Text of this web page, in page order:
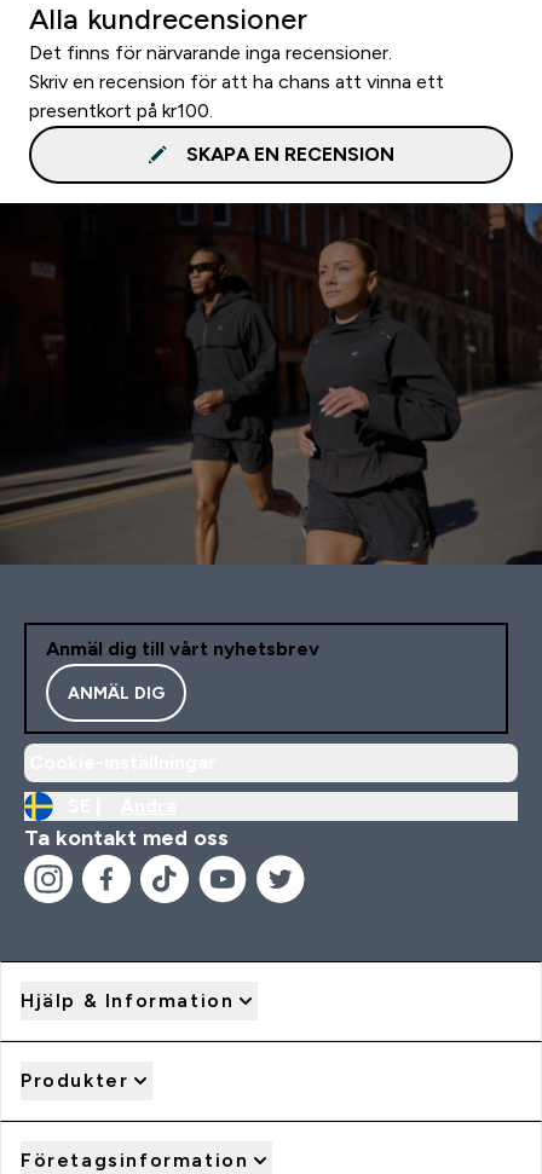
Alla kundrecensioner
Det finns för närvarande inga recensioner.
Skriv en recension för att ha chans att vinna ett
presentkort på kr100.
SKAPA EN RECENSION
Anmäl dig till vårt nyhetsbrev
ANMÄL DIG
Ta kontakt med oss
Hjälp & Information
Produkter
Företagsinformation